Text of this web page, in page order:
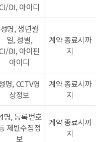
DI, 아이디
성명, 생년월
일, 성별,
DI, 아이핀
아이디
계약 종료시까
지
명, CCTV영
상정보
계약 종료시까
지
명, 등록번호
제반수집정
보
계약 종료시까
지